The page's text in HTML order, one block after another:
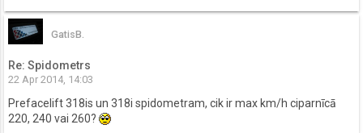
GatisB.
Re: Spidometrs
22 Apr 2014, 14:03
Prefacelift 318is un 318i spidometram, cik ir max km/h ciparnīcā
220, 240 vai 260?